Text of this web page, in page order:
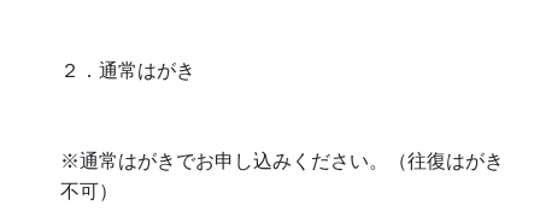
２．通常はがき
※通常はがきでお申し込みください。（往復はがき
不可）